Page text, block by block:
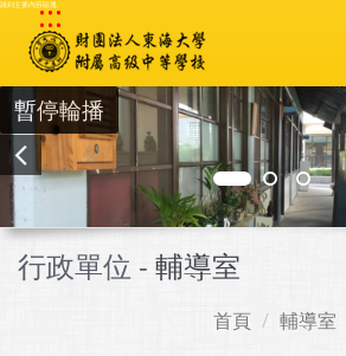
跳到主要內容區塊
:::
暫停輪播
行政單位 - 輔導室
首頁 輔導室